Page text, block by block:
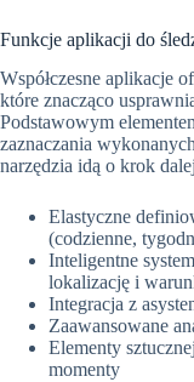
Funkcje aplikacji do
Współczesne aplikacje
które znacząco
Podstawowym
zaznaczania
narzędzia idą o krok
Elastyczne
(codzienne,
Inteligentne
lokalizację i
Integracja z
Zaawansowane
Elementy
momenty